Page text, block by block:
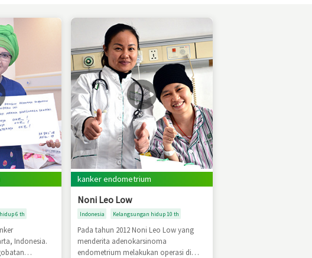
6 th
Indonesia.
kanker endometrium
Noni Leo Low
Indonesia Kelangsungan hidup 10 th
Pada tahun 2012 Noni Leo Low yang
menderita adenokarsinoma
endometrium melakukan operasi di